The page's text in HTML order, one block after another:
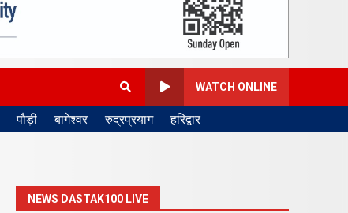
WATCH ONLINE
पौड़ी बागेश्वर रुद्रप्रयाग हरिद्वार
NEWS DASTAK100 LIVE